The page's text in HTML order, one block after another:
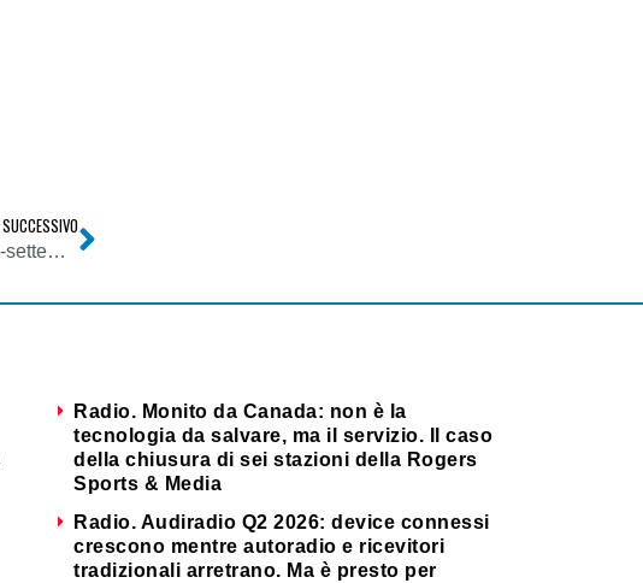
SUCCESSIVO
Agcom. Monitoraggio del pluralismo politico (aprile-settembre 2008)
Radio. Monito da Canada: non è la
tecnologia da salvare, ma il servizio. Il caso
della chiusura di sei stazioni della Rogers
Sports & Media
Radio. Audiradio Q2 2026: device connessi
crescono mentre autoradio e ricevitori
tradizionali arretrano. Ma è presto per